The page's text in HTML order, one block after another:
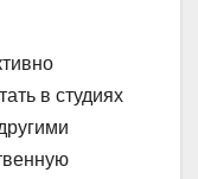
в студиях